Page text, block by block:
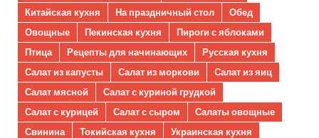
Китайская кухня
На праздничный стол
Обед
Овощные
Пекинская кухня
Пироги с яблоками
Птица
Рецепты для начинающих
Русская кухня
Салат из капусты
Салат из моркови
Салат из яиц
Салат мясной
Салат с куриной грудкой
Салат с курицей
Салат с сыром
Салаты овощные
Свинина
Токийская кухня
Украинская кухня